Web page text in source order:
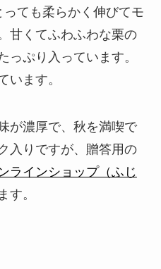
ても柔らかく伸びてモ
甘くてふわふわな栗の
っぷり入っています。
います。
が濃厚で、秋を満喫で
入りですが、贈答用の
ラインショップ（ふじ
す。